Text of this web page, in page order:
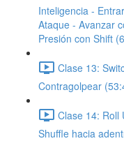
Inteligencia -
Ataque - Avanzar
Presión con Shift
Clase 13:
Contragolpear
Clase 14: Roll
Shuffle hacia